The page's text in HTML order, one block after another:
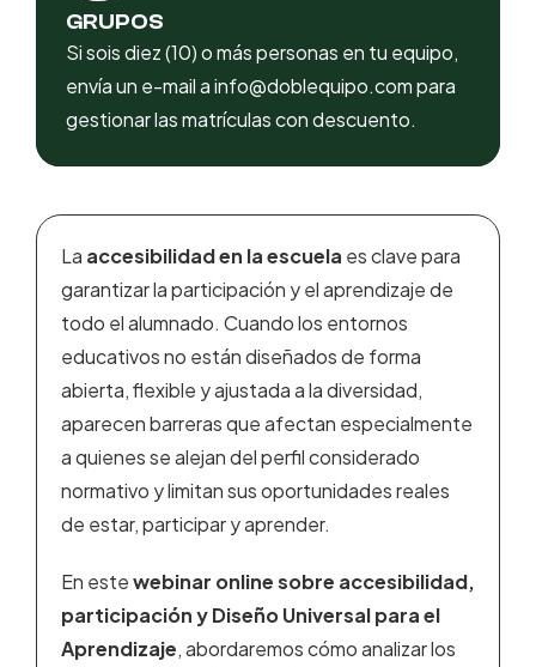
GRUPOS
Si sois diez (10) o más personas en tu equipo,
envía un e-mail a info@doblequipo.com para
gestionar las matrículas con descuento.
La accesibilidad en la escuela es clave para
garantizar la participación y el aprendizaje de
todo el alumnado. Cuando los entornos
educativos no están diseñados de forma
abierta, flexible y ajustada a la diversidad,
aparecen barreras que afectan especialmente
a quienes se alejan del perfil considerado
normativo y limitan sus oportunidades reales
de estar, participar y aprender.
En estewebinar online sobre accesibilidad,
participación y Diseño Universal para el
Aprendizaje, abordaremos cómo analizar los